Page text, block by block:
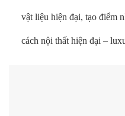
vật liệu hiện đại, tạo điểm
cách nội thất hiện đại –